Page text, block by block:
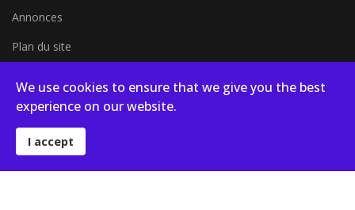
Annonces
Plan du site
Blog
We use cookies to ensure that we give you the best
experience on our website.
I accept